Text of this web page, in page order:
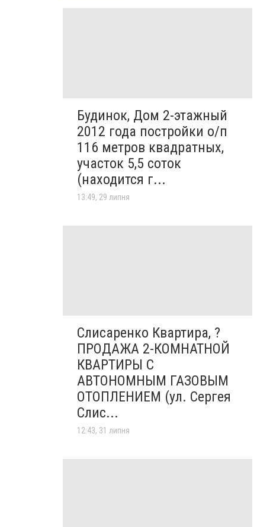
Будинок, Дом 2-этажный
2012 года постройки о/п
116 метров квадратных,
участок 5,5 соток
(находится г...
13:49, 29 липня
Слисаренко Квартира, ?
ПРОДАЖА 2-КОМНАТНОЙ
КВАРТИРЫ С
АВТОНОМНЫМ ГАЗОВЫМ
ОТОПЛЕНИЕМ (ул. Сергея
Слис...
12:43, 31 липня